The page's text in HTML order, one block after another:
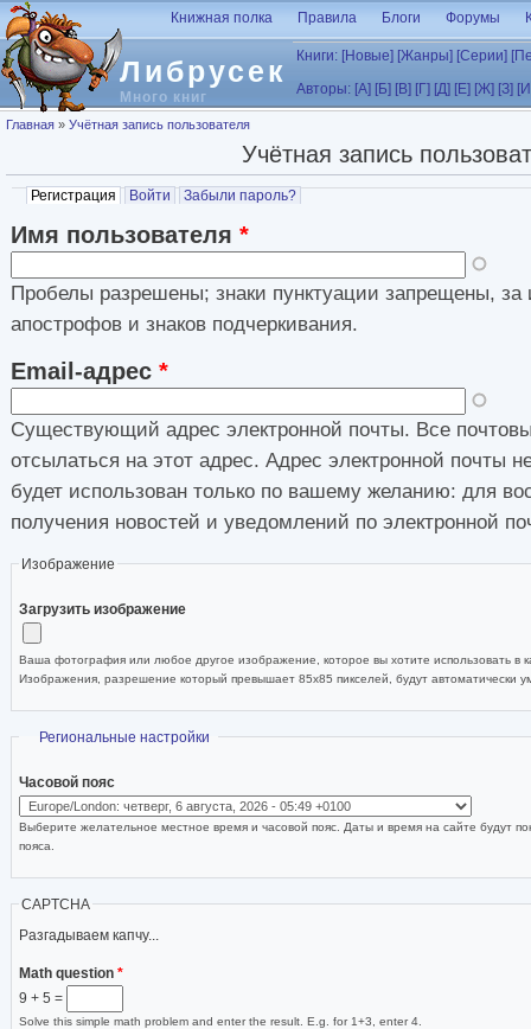
Перейти к основному содержанию
Либрусек
Много книг
Книжная полка Правила Блоги Форумы
Книги: [Новые] [Жанры] [Серии]
Авторы: [А] [Б] [В] [Г] [Д] [Е] [Ж] [З]
Вы здесь
Главная » Учётная запись пользователя
Учётная запись
Главные вкладки
Регистрация (активная вкладка)
Войти Забыли пароль?
Имя пользователя *
Пробелы разрешены; знаки пунктуации запрещены, за
апострофов и знаков подчеркивания.
Email-адрес *
Существующий адрес электронной почты. Все
отсылаться на этот адрес. Адрес электронной почты
будет использован только по вашему желанию: для
получения новостей и уведомлений по электронной
Изображение
Загрузить изображение
Ваша фотография или любое другое изображение, которое вы хотите использовать в
Изображения, разрешение который превышает 85x85 пикселей, будут автоматически
Скрыть
Региональные настройки
Часовой пояс
Выберите желательное местное время и часовой пояс. Даты и время на сайте будут
пояса.
CAPTCHA
Разгадываем капчу...
Math question *
9 + 5 =
Solve this simple math problem and enter the result. E.g. for 1+3, enter 4.